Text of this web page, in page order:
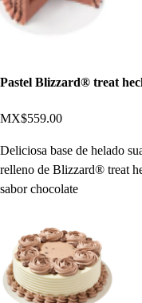
Pastel Blizzard® treat
MX$559.00
Deliciosa base de helado
relleno de Blizzard® treat
sabor chocolate